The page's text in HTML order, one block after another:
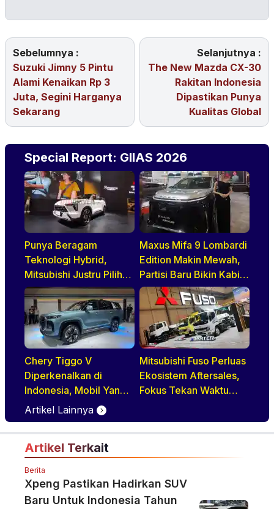
Sebelumnya :
Suzuki Jimny 5 Pintu
Alami Kenaikan Rp 3
Juta, Segini Harganya
Sekarang
Selanjutnya :
The New Mazda CX-30
Rakitan Indonesia
Dipastikan Punya
Kualitas Global
Special Report: GIIAS 2026
Punya Beragam
Teknologi Hybrid,
Mitsubishi Justru Pilih
HEV untuk Indonesia
Maxus Mifa 9 Lombardi
Edition Makin Mewah,
Partisi Baru Bikin Kabin
Lebih Lapang dan
Eksklusif
Chery Tiggo V
Diperkenalkan di
Indonesia, Mobil Yang
BIsa Jadi MPV Hingga
Double Cabin
Mitsubishi Fuso Perluas
Ekosistem Aftersales,
Fokus Tekan Waktu
Artikel Lainnya
Artikel Terkait
Berita
Xpeng Pastikan Hadirkan SUV
Baru Untuk Indonesia Tahun